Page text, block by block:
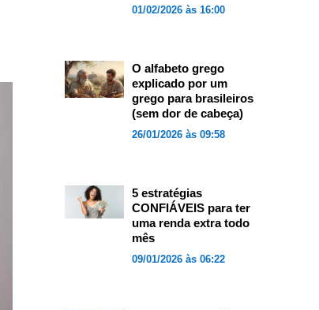
01/02/2026 às 16:00
O alfabeto grego
explicado por um
grego para brasileiros
(sem dor de cabeça)
26/01/2026 às 09:58
5 estratégias
CONFIÁVEIS para ter
uma renda extra todo
mês
09/01/2026 às 06:22